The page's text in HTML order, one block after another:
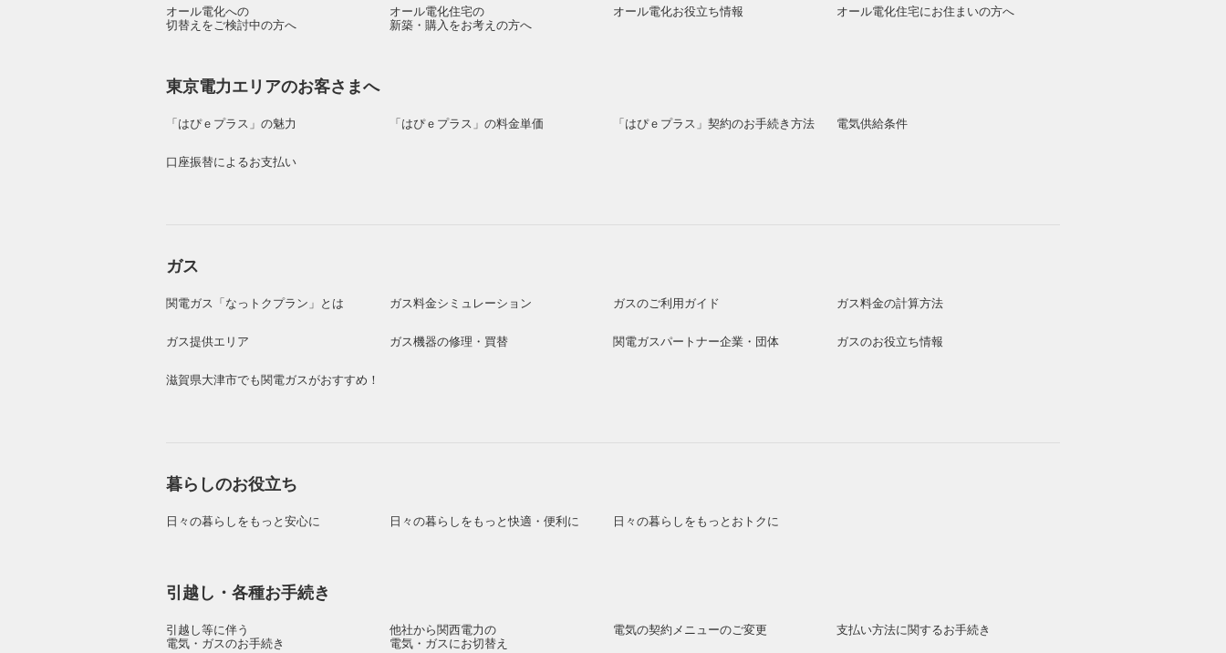
オール電化への
切替えをご検討中の方へ
オール電化住宅の
新築・購入をお考えの方へ
オール電化お役立ち情報 オール電化住宅にお住まいの方へ
東京電力エリアのお客さまへ
「はぴｅプラス」の魅力 「はぴｅプラス」の料金単価 「はぴｅプラス」契約のお手続き方法 電気供給条件
口座振替によるお支払い
ガス
関電ガス「なっトクプラン」とは ガス料金シミュレーション ガスのご利用ガイド ガス料金の計算方法
ガス提供エリア ガス機器の修理・買替 関電ガスパートナー企業・団体 ガスのお役立ち情報
滋賀県大津市でも関電ガスがおすすめ！
暮らしのお役立ち
日々の暮らしをもっと安心に 日々の暮らしをもっと快適・便利に 日々の暮らしをもっとおトクに
引越し・各種お手続き
引越し等に伴う
電気・ガスのお手続き
他社から関西電力の
電気・ガスにお切替え
電気の契約メニューのご変更 支払い方法に関するお手続き